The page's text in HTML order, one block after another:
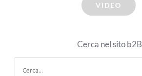
VIDEO
Cerca nel sito b2B
per: